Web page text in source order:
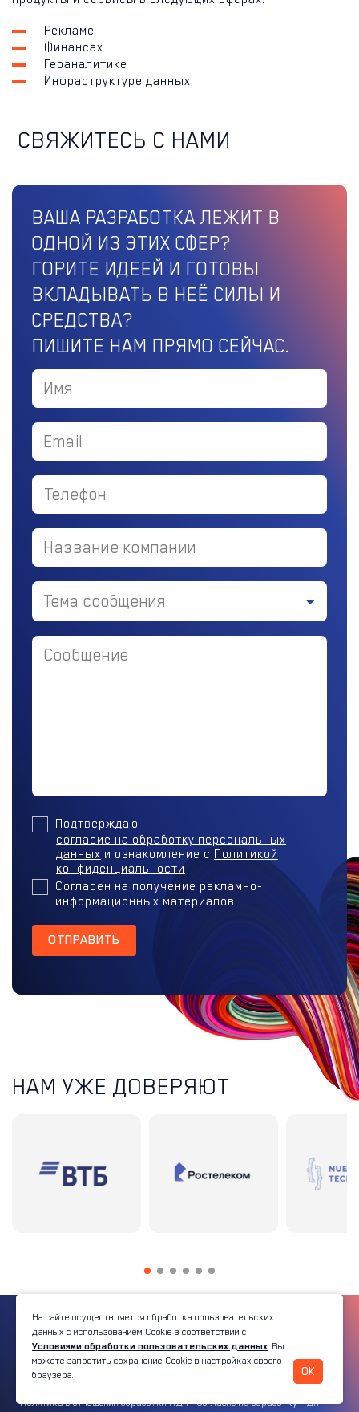
Рекламе
Финансах
Геоаналитике
Инфраструктуре данных
СВЯЖИТЕСЬ С НАМИ
ВАША РАЗРАБОТКА ЛЕЖИТ В
ОДНОЙ ИЗ ЭТИХ СФЕР?
ГОРИТЕ ИДЕЕЙ И ГОТОВЫ
ВКЛАДЫВАТЬ В НЕЁ СИЛЫ И
СРЕДСТВА?
ПИШИТЕ НАМ ПРЯМО СЕЙЧАС.
Тема сообщения
Подтверждаю
согласие на обработку персональных
данных и ознакомление с Политикой
конфиденциальности
Согласен на получение рекламно-
информационных материалов
НАМ УЖЕ ДОВЕРЯЮТ
Информация о пользовательских данных
Политика в отношении обработки ПДн
Согласие на обработку ПДн
© 2026 Platforma
На сайте осуществляется обработка пользовательских
данных с использованием Cookie в соответствии с
Условиями обработки пользовательских данных . Вы
можете запретить сохранение Cookie в настройках своего
браузера.
OK